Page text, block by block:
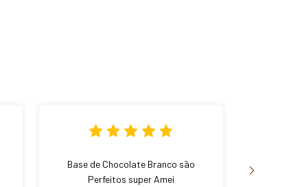
Base de Chocolate Branco são
Perfeitos super Amei